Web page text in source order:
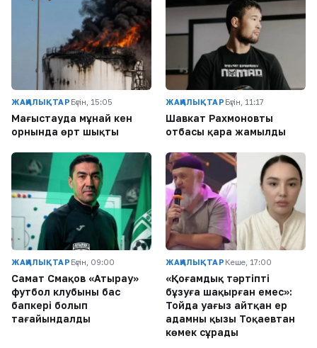
ЖАҢАЛЫҚТАР Бүгін, 15:05
Маңғыстауда мұнай кен
орнында өрт шықты
ЖАҢАЛЫҚТАР Бүгін, 11:17
Шавкат Рахмоновтың
отбасы қара жамылды
ЖАҢАЛЫҚТАР Бүгін, 09:00
Самат Смақов «Атырау»
футбол клубының бас
бапкері болып
тағайындалды
ЖАҢАЛЫҚТАР Кеше, 17:00
«Қоғамдық тәртіпті
бұзуға шақырған емес»:
Тойда уағыз айтқан ер
адамның қызы Тоқаевтан
көмек сұрады